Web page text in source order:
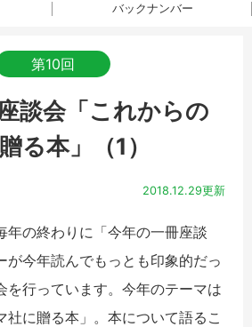
バックナンバー
第10回
談会「これからの
る本」（1）
2018.12.29更新
の終わりに「今年の一冊座談
が今年読んでもっとも印象的だっ
を行っています。今年のテーマは
社に贈る本」。本について語るこ